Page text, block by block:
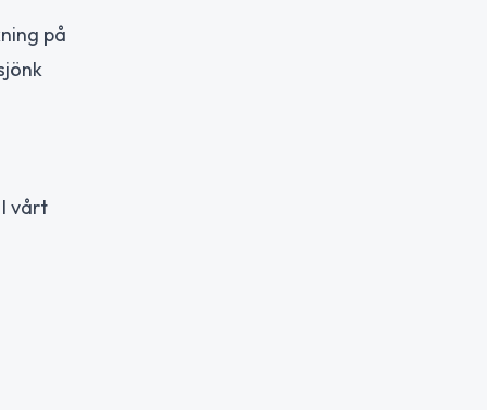
på
vårt